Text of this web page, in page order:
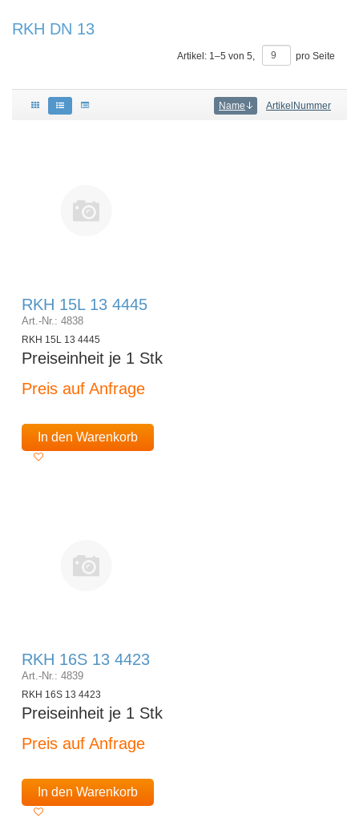
RKH DN 13
Artikel: 1–5 von 5, pro Seite
Name ArtikelNummer
RKH 15L 13 4445
Art.-Nr.: 4838
RKH 15L 13 4445
Preiseinheit je 1 Stk
Preis auf Anfrage
In den Warenkorb
RKH 16S 13 4423
Art.-Nr.: 4839
RKH 16S 13 4423
Preiseinheit je 1 Stk
Preis auf Anfrage
In den Warenkorb